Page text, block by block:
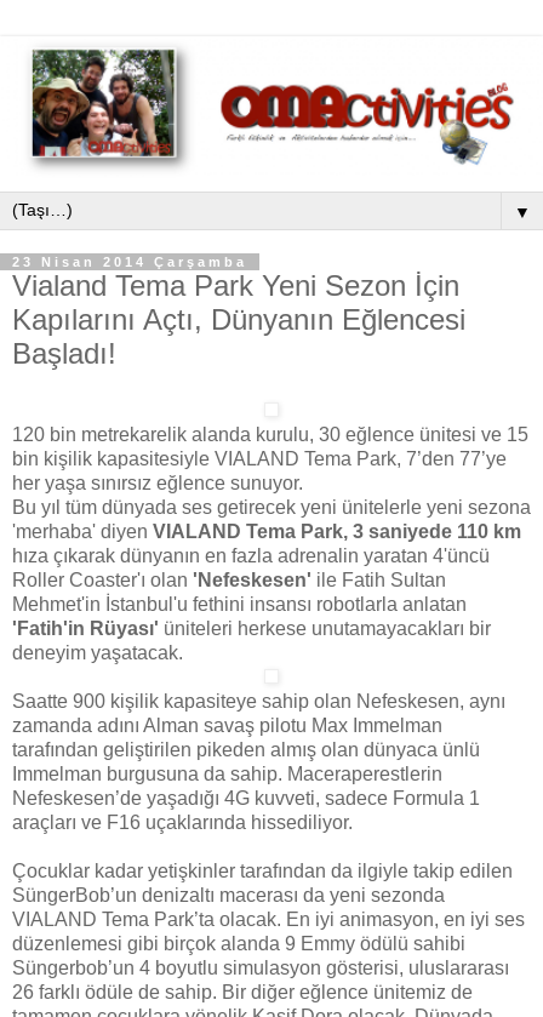
▼
23 Nisan 2014 Çarşamba
Vialand Tema Park Yeni Sezon İçin
Kapılarını Açtı, Dünyanın Eğlencesi
Başladı!
120 bin metrekarelik alanda kurulu, 30 eğlence ünitesi ve 15
bin kişilik kapasitesiyle VIALAND Tema Park, 7’den 77’ye
her yaşa sınırsız eğlence sunuyor.
Bu yıl tüm dünyada ses getirecek yeni ünitelerle yeni sezona
'merhaba' diyen VIALAND Tema Park, 3 saniyede 110 km
hıza çıkarak dünyanın en fazla adrenalin yaratan 4'üncü
Roller Coaster'ı olan 'Nefeskesen' ile Fatih Sultan
Mehmet'in İstanbul'u fethini insansı robotlarla anlatan
'Fatih'in Rüyası' üniteleri herkese unutamayacakları bir
deneyim yaşatacak.
Saatte 900 kişilik kapasiteye sahip olan Nefeskesen, aynı
zamanda adını Alman savaş pilotu Max Immelman
tarafından geliştirilen pikeden almış olan dünyaca ünlü
Immelman burgusuna da sahip. Maceraperestlerin
Nefeskesen’de yaşadığı 4G kuvveti, sadece Formula 1
araçları ve F16 uçaklarında hissediliyor.
Çocuklar kadar yetişkinler tarafından da ilgiyle takip edilen
SüngerBob’un denizaltı macerası da yeni sezonda
VIALAND Tema Park’ta olacak. En iyi animasyon, en iyi ses
düzenlemesi gibi birçok alanda 9 Emmy ödülü sahibi
Süngerbob’un 4 boyutlu simulasyon gösterisi, uluslararası
26 farklı ödüle de sahip. Bir diğer eğlence ünitemiz de